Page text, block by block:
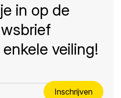
in op de
veiling!
Inschrijven